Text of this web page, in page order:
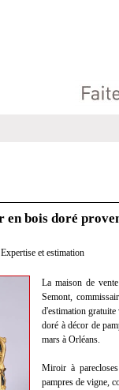
bois doré
Expertise et estimation
La maison de
Semont,
d'estimation gratuite
doré à décor de
mars à Orléans.
Miroir à
pampres de vigne,